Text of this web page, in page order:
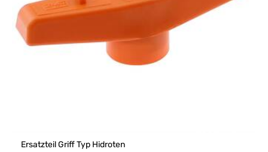
Ersatzteil Griff Typ Hidroten